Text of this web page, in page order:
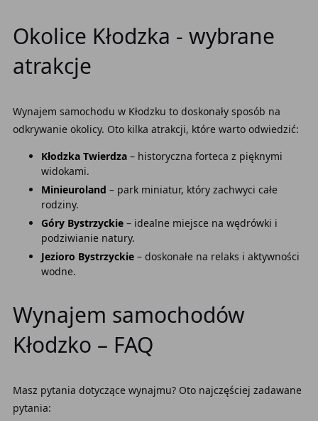
Okolice Kłodzka - wybrane
atrakcje
Wynajem samochodu w Kłodzku to doskonały sposób na
odkrywanie okolicy. Oto kilka atrakcji, które warto odwiedzić:
Kłodzka Twierdza– historyczna forteca z pięknymi
widokami.
Minieuroland – park miniatur, który zachwyci całe
rodziny.
Góry Bystrzyckie– idealne miejsce na wędrówki i
podziwianie natury.
Jezioro Bystrzyckie– doskonałe na relaks i aktywności
wodne.
Wynajem samochodów
Kłodzko – FAQ
Masz pytania dotyczące wynajmu? Oto najczęściej zadawane
pytania: